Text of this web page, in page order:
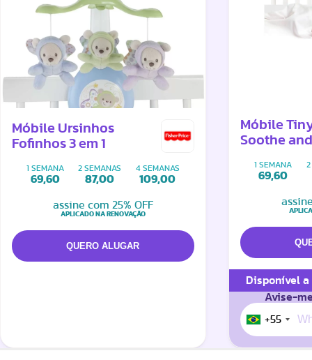
Móbile Ursinhos
Fofinhos 3 em 1
1 SEMANA
69,60
2 SEMANAS
87,00
4 SEMANAS
109,00
assine com 25% OFF
APLICADO NA RENOVAÇÃO
Móbile
Soothe
1 SEMANA
69,60
2
Disponível
Avise-
+55